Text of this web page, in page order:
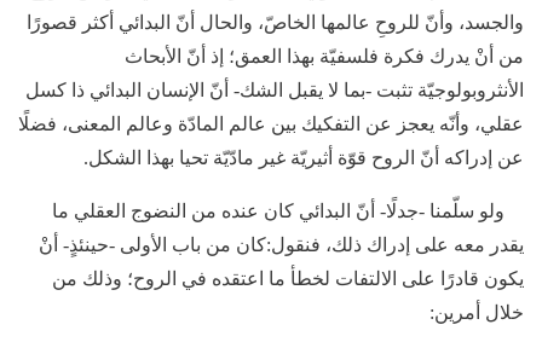
والجسد، وأنّ للروحِ عالمها الخاصّ، والحال أنّ البدائي أكثر قصورًا
من أنْ يدرك فكرة فلسفيّة بهذا العمق؛ إذ أنّ الأبحاث
الأنثروبولوجيّة تثبت -بما لا يقبل الشك- أنّ الإنسان البدائي ذا كسل
عقلي، وأنّه يعجز عن التفكيك بين عالم المادّة وعالم المعنى، فضلًا
عن إدراكه أنّ الروح قوّة أثيريّة غير مادّيّة تحيا بهذا الشكل.
ولو سلّمنا -جدلًا- أنّ البدائي كان عنده من النضوج العقلي ما
يقدر معه على إدراك ذلك، فنقول:كان من باب الأولى -حينئذٍ- أنْ
يكون قادرًا على الالتفات لخطأ ما اعتقده في الروح؛ وذلك من
خلال أمرين: